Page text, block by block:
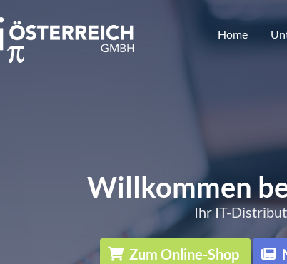
Home
Willkommen
Ihr IT-
Zum Online-Shop